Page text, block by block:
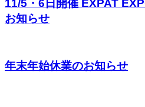
11/5・6日開催 EXPAT
お知らせ
年末年始休業のお知らせ